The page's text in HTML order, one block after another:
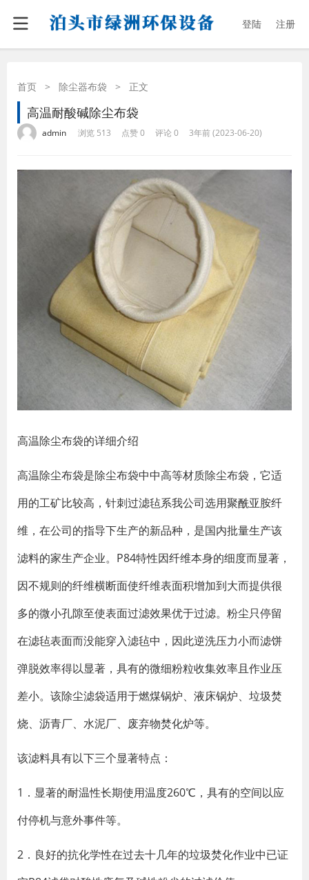
登陆 注册
首页 > 除尘器布袋 > 正文
高温耐酸碱除尘布袋
admin 浏览 513 点赞 0 评论 0 3年前 (2023-06-20)
高温除尘布袋的详细介绍
高温除尘布袋是除尘布袋中中高等材质除尘布袋，它适
用的工矿比较高，针刺过滤毡系我公司选用聚酰亚胺纤
维，在公司的指导下生产的新品种，是国内批量生产该
滤料的家生产企业。P84特性因纤维本身的细度而显著，
因不规则的纤维横断面使纤维表面积增加到大而提供很
多的微小孔隙至使表面过滤效果优于过滤。粉尘只停留
在滤毡表面而没能穿入滤毡中，因此逆洗压力小而滤饼
弹脱效率得以显著，具有的微细粉粒收集效率且作业压
差小。该除尘滤袋适用于燃煤锅炉、液床锅炉、垃圾焚
烧、沥青厂、水泥厂、废弃物焚化炉等。
该滤料具有以下三个显著特点：
1．显著的耐温性长期使用温度260℃，具有的空间以应
付停机与意外事件等。
2．良好的抗化学性在过去十几年的垃圾焚化作业中已证